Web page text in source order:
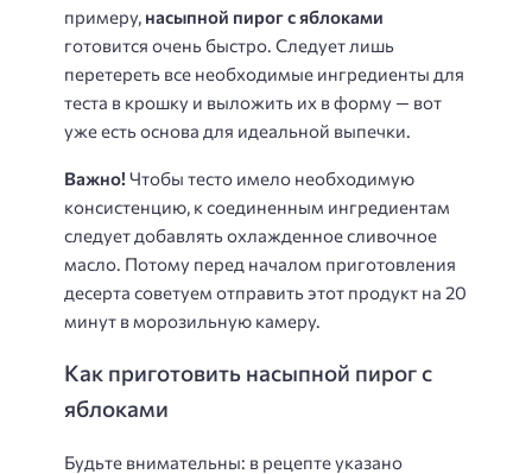
примеру, насыпной пирог с яблоками
готовится очень быстро. Следует лишь
перетереть все необходимые ингредиенты для
теста в крошку и выложить их в форму — вот
уже есть основа для идеальной выпечки.
Важно! Чтобы тесто имело необходимую
консистенцию, к соединенным ингредиентам
следует добавлять охлажденное сливочное
масло. Потому перед началом приготовления
десерта советуем отправить этот продукт на 20
минут в морозильную камеру.
Как приготовить насыпной пирог с
яблоками
Будьте внимательны: в рецепте указано